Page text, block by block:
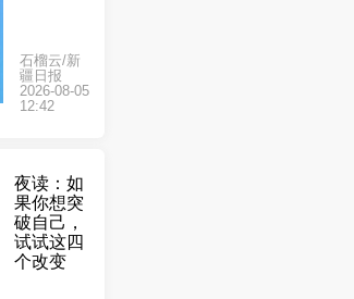
石榴云/新
疆日报
2026-08-05
12:42
夜读：如
果你想突
破自己，
试试这四
个改变